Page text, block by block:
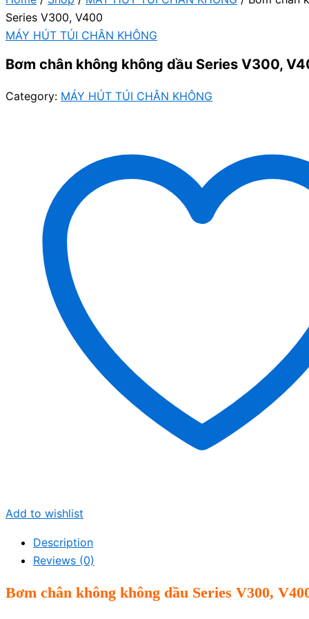
Series V300, V400
MÁY HÚT TÚI CHÂN KHÔNG
Bơm chân không không dầu Series V300,
Category: MÁY HÚT TÚI CHÂN KHÔNG
Add to wishlist
Description
Reviews (0)
Bơm chân không không dầu Series V300,